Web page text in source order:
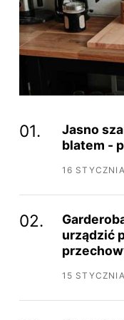
Jasno
blatem -
16
urządzić
15